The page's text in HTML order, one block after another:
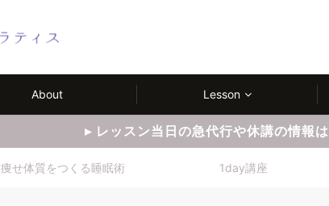
About Lesson
▸ レッスン当日の急代行や休講の情報は
痩せ体質をつくる睡眠術 1day講座